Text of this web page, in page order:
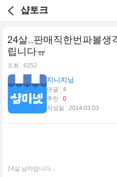
샵토크
24살..판매직한번파볼생
립니다ㅠ
조회 : 6252
지니지닝
댓글 : 4
추천 : 0
작성일 : 2014.03.03
24살 남자입니다....